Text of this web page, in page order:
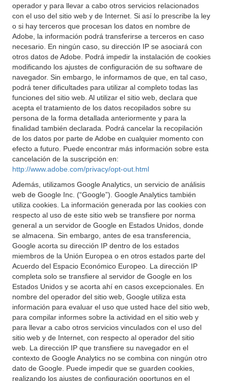
operador y para llevar a cabo otros servicios relacionados
con el uso del sitio web y de Internet. Si así lo prescribe la ley
o si hay terceros que procesan los datos en nombre de
Adobe, la información podrá transferirse a terceros en caso
necesario. En ningún caso, su dirección IP se asociará con
otros datos de Adobe. Podrá impedir la instalación de cookies
modificando los ajustes de configuración de su software de
navegador. Sin embargo, le informamos de que, en tal caso,
podrá tener dificultades para utilizar al completo todas las
funciones del sitio web. Al utilizar el sitio web, declara que
acepta el tratamiento de los datos recopilados sobre su
persona de la forma detallada anteriormente y para la
finalidad también declarada. Podrá cancelar la recopilación
de los datos por parte de Adobe en cualquier momento con
efecto a futuro. Puede encontrar más información sobre esta
cancelación de la suscripción en:
http://www.adobe.com/privacy/opt-out.html
Además, utilizamos Google Analytics, un servicio de análisis
web de Google Inc. (“Google”). Google Analytics también
utiliza cookies. La información generada por las cookies con
respecto al uso de este sitio web se transfiere por norma
general a un servidor de Google en Estados Unidos, donde
se almacena. Sin embargo, antes de esa transferencia,
Google acorta su dirección IP dentro de los estados
miembros de la Unión Europea o en otros estados parte del
Acuerdo del Espacio Económico Europeo. La dirección IP
completa solo se transfiere al servidor de Google en los
Estados Unidos y se acorta ahí en casos excepcionales. En
nombre del operador del sitio web, Google utiliza esta
información para evaluar el uso que usted hace del sitio web,
para compilar informes sobre la actividad en el sitio web y
para llevar a cabo otros servicios vinculados con el uso del
sitio web y de Internet, con respecto al operador del sitio
web. La dirección IP que transfiere su navegador en el
contexto de Google Analytics no se combina con ningún otro
dato de Google. Puede impedir que se guarden cookies,
realizando los ajustes de configuración oportunos en el